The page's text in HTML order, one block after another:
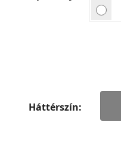
Háttérszín